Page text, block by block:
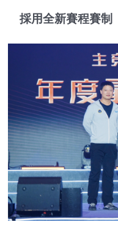
採用全新賽程賽制